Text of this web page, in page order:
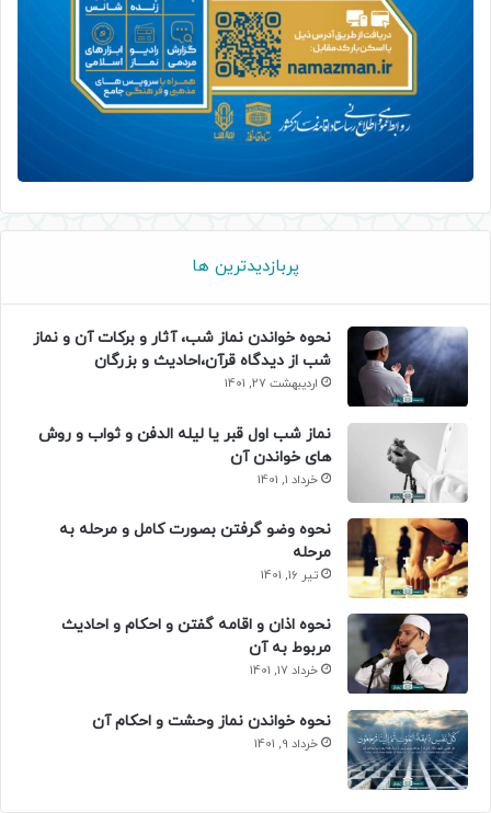
پربازدیدترین ها
نحوه خواندن نماز شب، آثار و برکات آن و نماز
شب از دیدگاه قرآن،احادیث و بزرگان
اردیبهشت 27, 1401
نماز شب اول قبر یا لیله الدفن و ثواب و روش
های خواندن آن
خرداد 1, 1401
نحوه وضو گرفتن بصورت کامل و مرحله به
مرحله
تیر 16, 1401
نحوه اذان و اقامه گفتن و احکام و احادیث
مربوط به آن
خرداد 17, 1401
نحوه خواندن نماز وحشت و احکام آن
خرداد 9, 1401